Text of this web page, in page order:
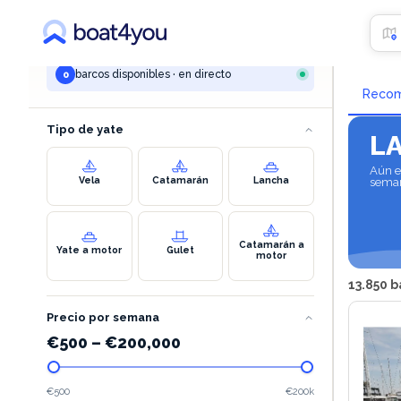
TU BÚSQUEDA
marina lav - podstrana
0 barcos disponibles · en directo
Tipo de yate
Vela Catamarán Lancha
Yate a motor Gulet
Catamarán a
motor
Precio por semana
€500 – €200,000
€500 €200k
Aún
13.850